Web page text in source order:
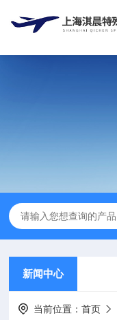
新闻中心
当前位置：首页